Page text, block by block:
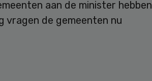
aan de minister hebben
vragen de gemeenten nu